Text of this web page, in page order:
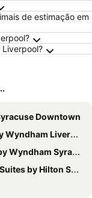
de estimação em
Liverpool?
Downtown
Liverpool/Clay/Syracuse Area
Wyndham Syracuse
by Hilton Syracuse